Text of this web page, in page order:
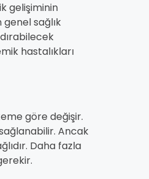
gelişiminin
genel sağlık
hastalıkları
göre değişir.
Ancak
Daha fazla